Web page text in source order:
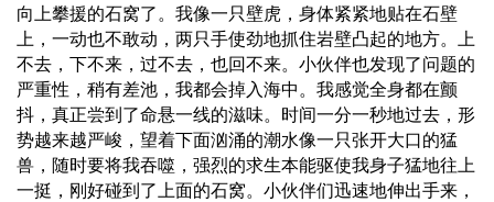
向上攀援的石窝了。我像一只壁虎，身体紧紧地贴在石壁
上，一动也不敢动，两只手使劲地抓住岩壁凸起的地方。上
不去，下不来，过不去，也回不来。小伙伴也发现了问题的
严重性，稍有差池，我都会掉入海中。我感觉全身都在颤
抖，真正尝到了命悬一线的滋味。时间一分一秒地过去，形
势越来越严峻，望着下面汹涌的潮水像一只张开大口的猛
兽，随时要将我吞噬，强烈的求生本能驱使我身子猛地往上
一挺，刚好碰到了上面的石窝。小伙伴们迅速地伸出手来，